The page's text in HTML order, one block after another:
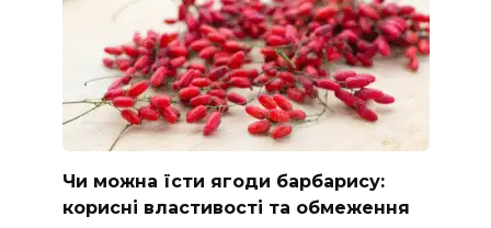
Чи можна їсти ягоди барбарису:
корисні властивості та обмеження